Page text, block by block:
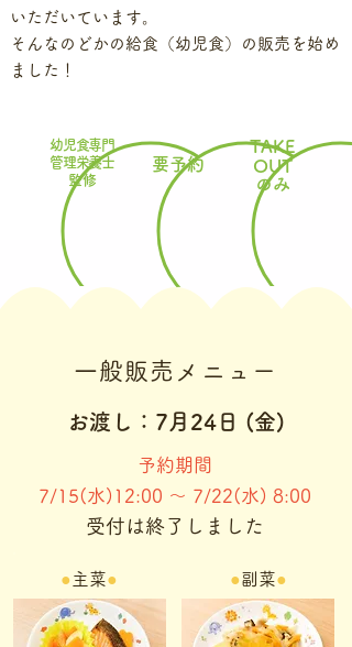
いただいています。
​そんなのどかの給食（幼児食）の販売を始め
ました！
幼児食専門
管理栄養士
​監修
​要予約
TAKE
​OUT
のみ
一般販売メニュー
お渡し：7月24日 (金)
予約期間
7/15(水)12:00 ～ 7/22(水) 8:00
受付は終了しました
●主菜● ●副菜●